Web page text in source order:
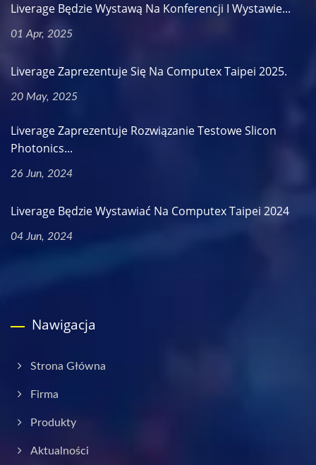
Liverage Będzie Wystawą Na Konferencji I Wystawie...
01 Apr, 2025
Liverage Zaprezentuje Się Na Computex Taipei 2025.
20 May, 2025
Liverage Zaprezentuje Rozwiązanie Testowe Slicon
Photonics...
26 Jun, 2024
Liverage Będzie Wystawiać Na Computex Taipei 2024
04 Jun, 2024
Nawigacja
Strona Główna
Firma
Produkty
Aktualności